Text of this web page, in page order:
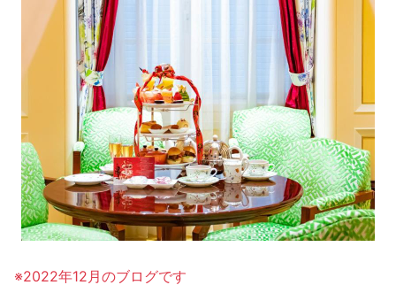
※2022年12月のブログです